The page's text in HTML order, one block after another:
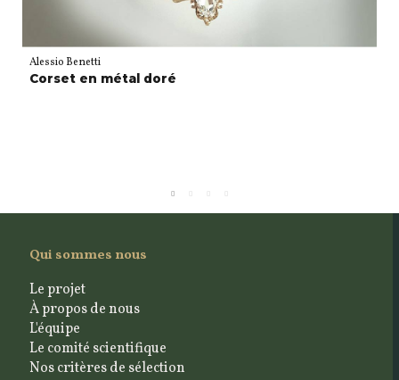
Alessio Benetti
Corset en métal doré
Qui sommes nous
Le projet
À propos de nous
L'équipe
Le comité scientifique
Nos critères de sélection